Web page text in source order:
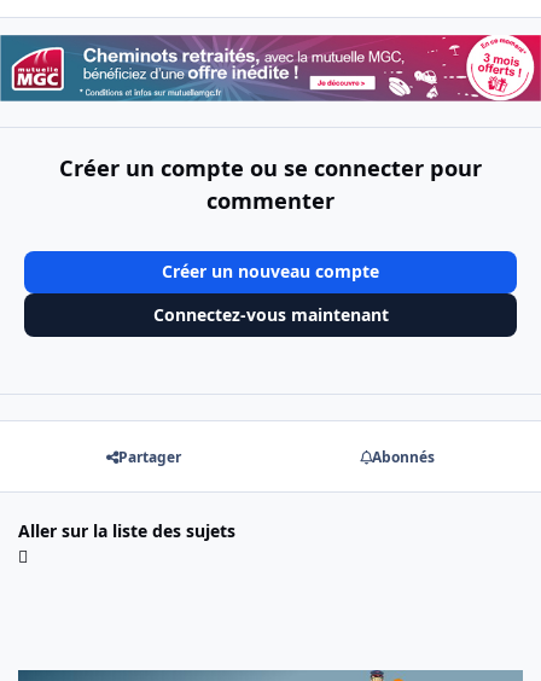
Créer un compte ou se connecter pour
commenter
Créer un nouveau compte
Connectez-vous maintenant
Partager Abonnés
Aller sur la liste des sujets